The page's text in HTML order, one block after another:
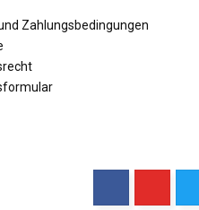
Zahlungsbedingungen